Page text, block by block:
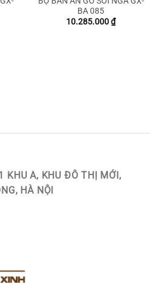
BA 085
10.285.000₫
KHU A, KHU ĐÔ THỊ MỚI,
HÀ NỘI